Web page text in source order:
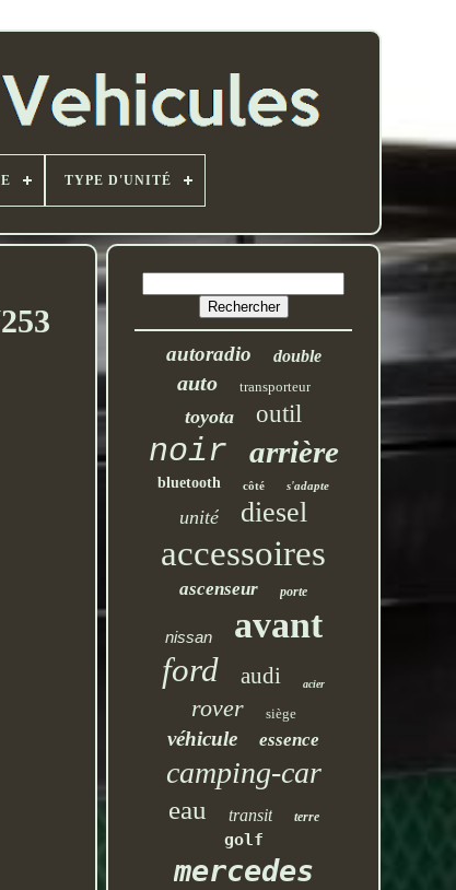
TYPE D'UNITÉ
autoradio double
auto transporteur
toyota outil
noir arrière
bluetooth côté s'adapte
unité diesel
accessoires
ascenseur porte
nissan avant
ford audi acier
rover siège
véhicule essence
camping-car
eau transit terre
golf
mercedes